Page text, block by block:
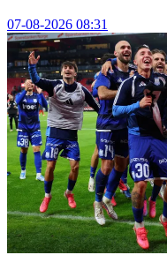
07-08-2026 08:31